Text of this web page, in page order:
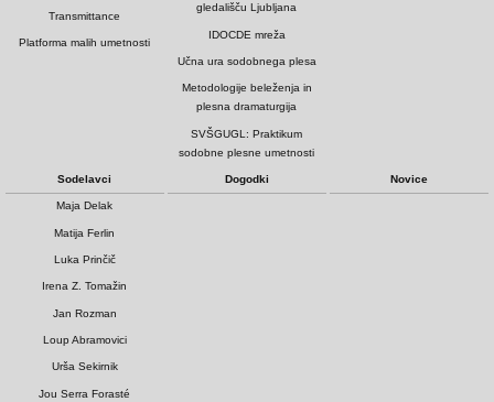
Transmittance
Platforma malih umetnosti
gledališču Ljubljana
IDOCDE mreža
Učna ura sodobnega plesa
Metodologije beleženja in
plesna dramaturgija
SVŠGUGL: Praktikum
sodobne plesne umetnosti
Sodelavci
Maja Delak
Matija Ferlin
Luka Prinčič
Irena Z. Tomažin
Jan Rozman
Loup Abramovici
Urša Sekirnik
Jou Serra Forasté
Dogodki Novice